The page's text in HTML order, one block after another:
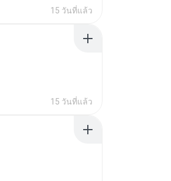
15 วันที่แล้ว
15 วันที่แล้ว